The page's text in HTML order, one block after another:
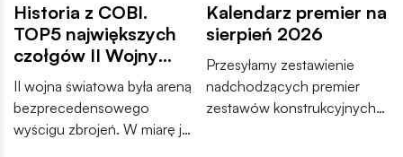
Historia z COBI.
TOP5 największych
czołgów II Wojny
Światowej
II wojna światowa była areną
bezprecedensowego
wyścigu zbrojeń. W miarę jak
Kalendarz premier na
sierpień 2026
Przesyłamy zestawienie
nadchodzących premier
zestawów konstrukcyjnych